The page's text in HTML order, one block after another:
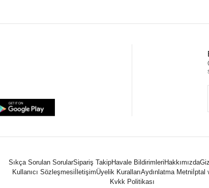
Sıkça Sorulan SorularSipariş TakipHavale Bildirimleri Hakkımızda
Kullanıcı Sözleşmesi İletişimÜyelik KurallarıAydınlatma Metni İptal
Kvkk Politikası